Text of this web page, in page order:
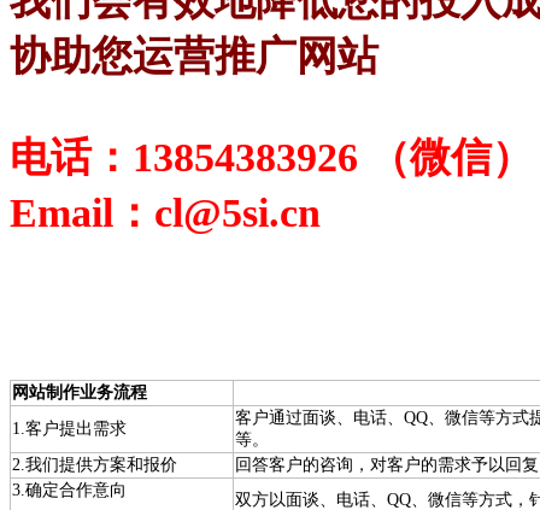
协助您运营推广网站
电话：13854383926 （微信
Email：cl@5si.cn
网站制作业务流程
1.客户提出需求
客户通过面谈、电话、QQ、微信等方
等。
2.我们提供方案和报价
回答客户的咨询，对客户的需求予以回
3.确定合作意向
双方以面谈、电话、QQ、微信等方式